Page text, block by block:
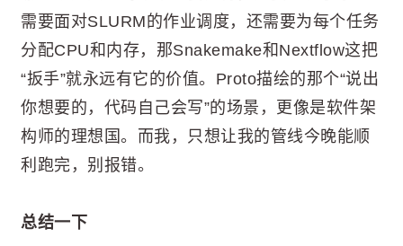
需要面对SLURM的作业调度，还需要为每个任务
分配CPU和内存，那Snakemake和Nextflow这把
“扳手”就永远有它的价值。Proto描绘的那个“说出
你想要的，代码自己会写”的场景，更像是软件架
构师的理想国。而我，只想让我的管线今晚能顺
利跑完，别报错。
总结一下